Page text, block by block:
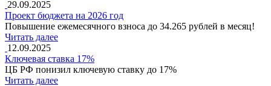
29.09.2025
Проект бюджета на 2026 год
Повышение ежемесячного взноса до 34.265 рублей в месяц!
Читать далее
12.09.2025
Ключевая ставка 17%
ЦБ РФ понизил ключевую ставку до 17%
Читать далее